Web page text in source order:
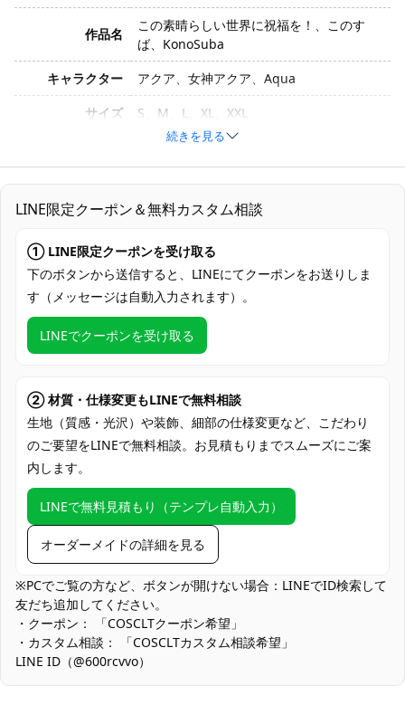
作品名
この素晴らしい世界に祝福を！、このす
ば、KonoSuba
キャラクター
アクア、女神アクア、Aqua
サイズ
S、M、L、XL、XXL
コスプレ専用生地
トップス、スカート、袖、つけ襟、首飾
り、靴下
発送予定
（※土日祝除く）、合計で12～22営業日程
度でお届け
クレジットカード（VISA、Master、JCB、
Discover、AMERICAN EXPRESS）、
PayPal、銀行振込
使用場所
会・スタジオ撮影、アニメ系コンベンショ
ン、ハロウィン仮装パーティ、学園祭・文
化祭ステージ、屋外ロケーション撮影、
TikTok・配信・ショート動画、痛バ・併せ
コスプレ対象
コスプレ愛好家、アニメや漫画、ゲームフ
ァン、出演者
他の衣類と同じく、清潔に乾燥を保ち、鋭
い物によっての破れを避けてください。
商品状態
新品未使用
濃色×淡色配色の色移り対策：高発色を保つための染色を採用。汗
や雨に濡れた状態で長時間密着させないようにし、着用後は陰干
しで十分に乾燥させてください。
続きを見る
LINE限定クーポン＆無料カスタム相談
① LINE限定クーポンを受け取る
下のボタンから送信すると、LINEにてクーポンをお送りしま
す（メッセージは自動入力されます）。
LINEでクーポンを受け取る
② 材質・仕様変更もLINEで無料相談
生地（質感・光沢）や装飾、細部の仕様変更など、こだわり
のご要望をLINEで無料相談。お見積もりまでスムーズにご案
内します。
LINEで無料見積もり（テンプレ自動入力）
オーダーメイドの詳細を見る
※PCでご覧の方など、ボタンが開けない場合：LINEでID検索して
友だち追加してください。
・クーポン： 「COSCLTクーポン希望」
・カスタム相談： 「COSCLTカスタム相談希望」
LINE ID（@600rcvvo）